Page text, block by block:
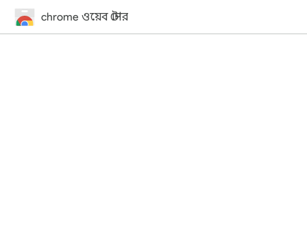
chrome ওয়েব স্টোর